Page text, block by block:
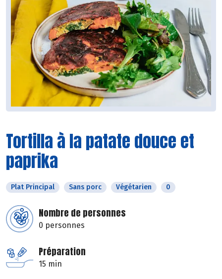
Tortilla à la patate douce et
paprika
Plat Principal Sans porc Végétarien 0
Nombre de personnes
0 personnes
Préparation
15 min